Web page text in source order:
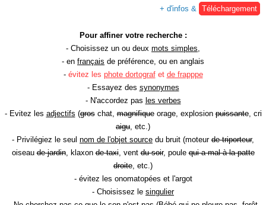
+ d'infos &
Téléchargement
Pour affiner votre recherche :
- Choisissez un ou deux mots simples
- en français de préférence, ou en anglais
- évitez les phote dortografet de frapppe
- Essayez des synonymes
- N'accordez pas les verbes
- Evitez les adjectifs (groschat,magnifiqueorage, explosionpuissante, cri
aigu , etc.)
- Privilégiez le seul nom de l'objet source du bruit (moteur de triporteur,
oiseaude jardin, klaxonde taxi, ventdu soir, poulequi a mal à la patte
droite , etc.)
- évitez les onomatopées et l'argot
- Choisissez le singulier